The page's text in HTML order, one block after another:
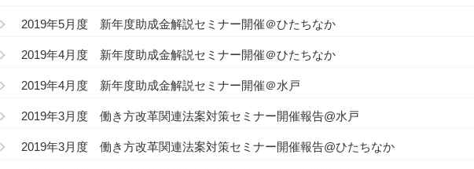
2019年5月度 新年度助成金解説セミナー開催＠ひたちなか
2019年4月度 新年度助成金解説セミナー開催＠ひたちなか
2019年4月度 新年度助成金解説セミナー開催＠水戸
2019年3月度 働き方改革関連法案対策セミナー開催報告@水戸
2019年3月度 働き方改革関連法案対策セミナー開催報告@ひたちなか